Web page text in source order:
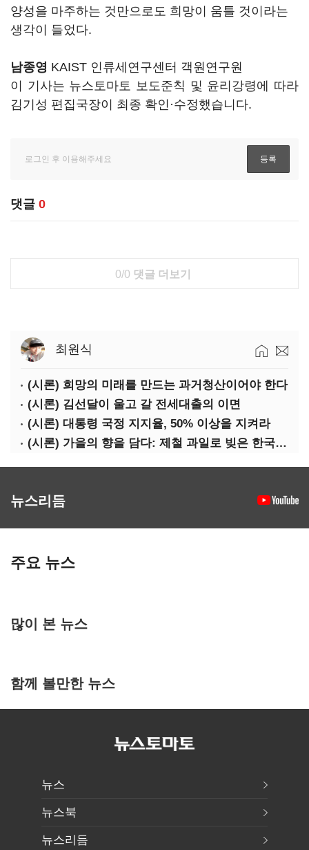
양성을 마주하는 것만으로도 희망이 움틀 것이라는
생각이 들었다.
남종영 KAIST 인류세연구센터 객원연구원
이 기사는 뉴스토마토 보도준칙 및 윤리강령에 따라
김기성 편집국장이 최종 확인·수정했습니다.
댓글 0
0/0 댓글 더보기
최원식
(시론) 희망의 미래를 만드는 과거청산이어야 한다
(시론) 김선달이 울고 갈 전세대출의 이면
(시론) 대통령 국정 지지율, 50% 이상을 지켜라
(시론) 가을의 향을 담다: 제철 과일로 빚은 한국 와인 이야기
뉴스리듬
주요 뉴스
많이 본 뉴스
함께 볼만한 뉴스
뉴스
뉴스북
뉴스리듬